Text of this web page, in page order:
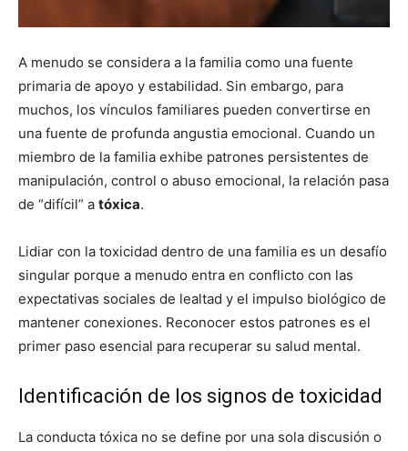
A menudo se considera a la familia como una fuente
primaria de apoyo y estabilidad. Sin embargo, para
muchos, los vínculos familiares pueden convertirse en
una fuente de profunda angustia emocional. Cuando un
miembro de la familia exhibe patrones persistentes de
manipulación, control o abuso emocional, la relación pasa
de “difícil” a tóxica.
Lidiar con la toxicidad dentro de una familia es un desafío
singular porque a menudo entra en conflicto con las
expectativas sociales de lealtad y el impulso biológico de
mantener conexiones. Reconocer estos patrones es el
primer paso esencial para recuperar su salud mental.
Identificación de los signos de toxicidad
La conducta tóxica no se define por una sola discusión o